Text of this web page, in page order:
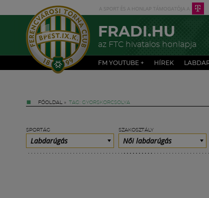
FRADI.HU
az FTC hivatalos honlapja
FM YOUTUBE + HÍREK
FŐOLDAL » TAG: GYORSKORCSOLYA
SPORTÁG
Labdarúgás
SZAKOSZTÁLY
Női labdarúgás